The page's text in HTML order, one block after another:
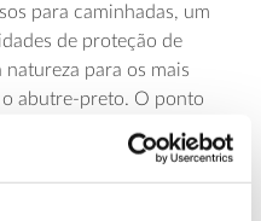
para caminhadas, um
de proteção de
para os mais
abutre-preto. O ponto
a entrada norte, no
de Moura apoia a
é gratuita,